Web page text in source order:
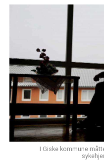
I Giske kommune